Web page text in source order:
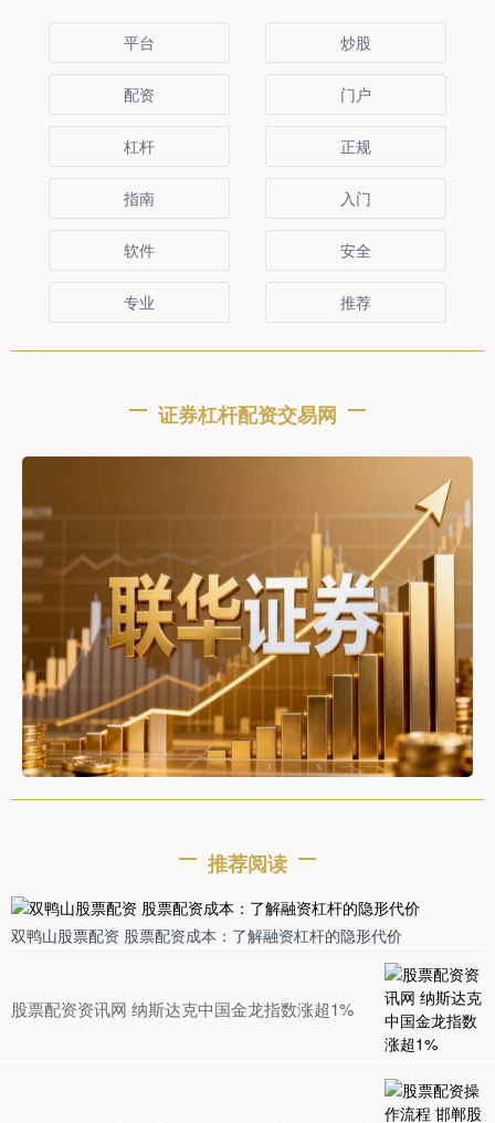
平台 炒股
配资 门户
杠杆 正规
指南 入门
软件 安全
专业 推荐
证券杠杆配资交易网
推荐阅读
双鸭山股票配资 股票配资成本：了解融资杠杆的隐形代价
股票配资资讯网 纳斯达克中国金龙指数涨超1%